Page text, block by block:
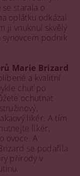
starala o
oplátku odkázal
ji vnuknul skvělý
synovcem podnik
Marie Brizard
a kvalitní
chuť po
ochutnat
likér. A tím
likér,
ovoce. A
se podařila
přírody v